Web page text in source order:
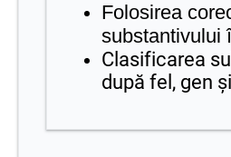
Folosirea
substantivului
Clasificarea
după fel, gen